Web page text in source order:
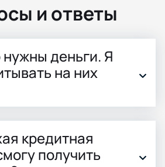
и ответы
деньги. Я
на них
кредитная
получить